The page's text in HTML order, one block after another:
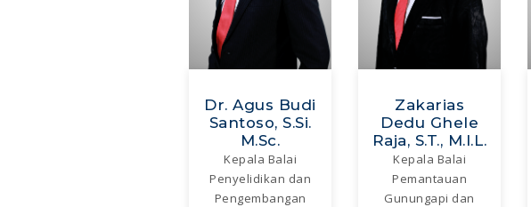
Dr. Agus Budi
Santoso, S.Si.
M.Sc.
Kepala Balai
Penyelidikan dan
Pengembangan
Zakarias
Dedu Ghele
Raja, S.T., M.I.L.
Kepala Balai
Pemantauan
Gunungapi dan